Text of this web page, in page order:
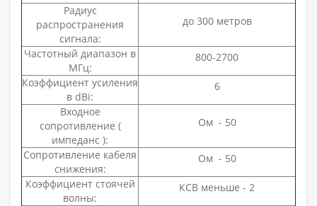
Радиус
распространения
сигнала:
до 300 метров
Частотный диапазон в
МГц:
800-2700
Коэффициент усиления
в dBi:
6
Входное
сопротивление (
импеданс ):
Ом - 50
Сопротивление кабеля
снижения:
Ом - 50
Коэффициент стоячей
волны:
КСВ меньше - 2